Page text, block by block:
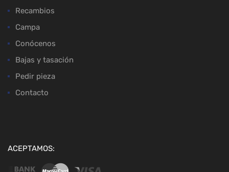
Recambios
Campa
Conócenos
Bajas y tasación
Pedir pieza
Contacto
ACEPTAMOS: